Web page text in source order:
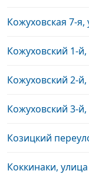
Кожуховская 7-я,
Кожуховский 1-
Кожуховский 2-
Кожуховский 3-
Козицкий
Коккинаки, улица